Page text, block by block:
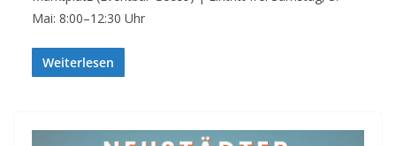
Mai: 8:00–12:30 Uhr
Weiterlesen